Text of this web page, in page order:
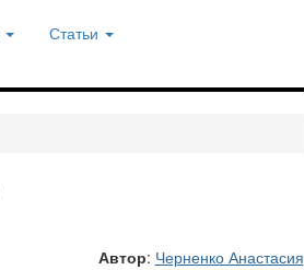
Статьи
Автор: Черненко Анастасия